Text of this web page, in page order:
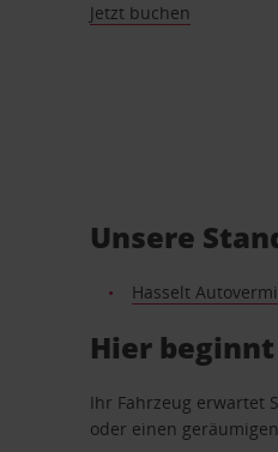
Jetzt buchen
Unsere
Hasselt
Hier
Ihr Fahrzeug erwartet
oder einen